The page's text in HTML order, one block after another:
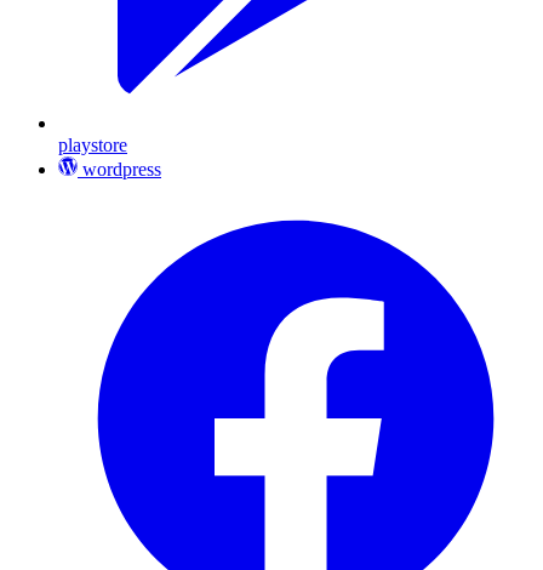
playstore
wordpress